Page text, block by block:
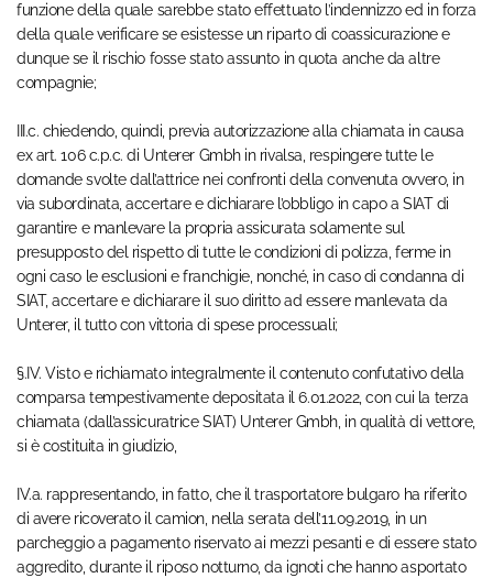
funzione della quale sarebbe stato effettuato l’indennizzo ed in forza
della quale verificare se esistesse un riparto di coassicurazione e
dunque se il rischio fosse stato assunto in quota anche da altre
compagnie;
III.c. chiedendo, quindi, previa autorizzazione alla chiamata in causa
ex art. 106 c.p.c. di Unterer Gmbh in rivalsa, respingere tutte le
domande svolte dall’attrice nei confronti della convenuta ovvero, in
via subordinata, accertare e dichiarare l’obbligo in capo a SIAT di
garantire e manlevare la propria assicurata solamente sul
presupposto del rispetto di tutte le condizioni di polizza, ferme in
ogni caso le esclusioni e franchigie, nonché, in caso di condanna di
SIAT, accertare e dichiarare il suo diritto ad essere manlevata da
Unterer, il tutto con vittoria di spese processuali;
§.IV. Visto e richiamato integralmente il contenuto confutativo della
comparsa tempestivamente depositata il 6.01.2022, con cui la terza
chiamata (dall’assicuratrice SIAT) Unterer Gmbh, in qualità di vettore,
si è costituita in giudizio,
IV.a. rappresentando, in fatto, che il trasportatore bulgaro ha riferito
di avere ricoverato il camion, nella serata dell’11.09.2019, in un
parcheggio a pagamento riservato ai mezzi pesanti e di essere stato
aggredito, durante il riposo notturno, da ignoti che hanno asportato